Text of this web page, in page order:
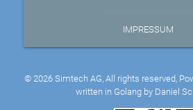
IMPRESSUM
© 2026 Simtech AG, All rights reserved,
written in Golang by Daniel